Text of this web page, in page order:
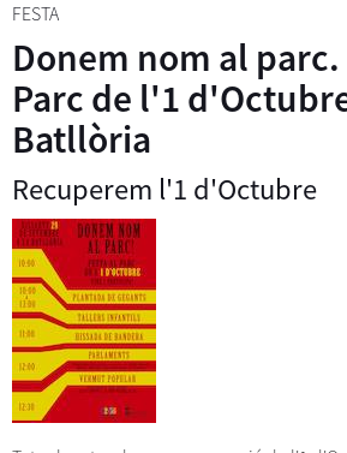
FESTA
Donem nom al parc.
Parc de l'1
Batllòria
Recuperem l'1 d'Octubre